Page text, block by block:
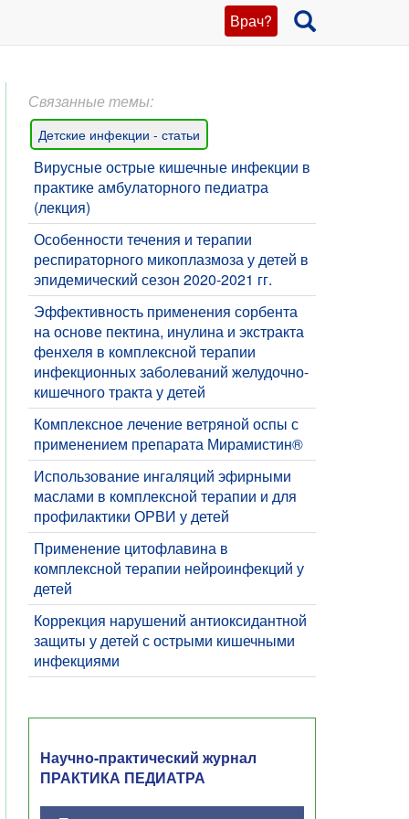
Врач?
Связанные темы:
Детские инфекции - статьи
Вирусные острые кишечные инфекции в
практике амбулаторного педиатра
(лекция)
​Особенности течения и терапии
респираторного микоплазмоза у детей в
эпидемический сезон 2020-2021 гг.
Эффективность применения сорбента
на основе пектина, инулина и экстракта
фенхеля в комплексной терапии
инфекционных заболеваний желудочно-
кишечного тракта у детей
Комплексное лечение ветряной оспы с
применением препарата Мирамистин®
Использование ингаляций эфирными
маслами в комплексной терапии и для
профилактики ОРВИ у детей
Применение цитофлавина в
комплексной терапии нейроинфекций у
детей
Коррекция нарушений антиоксидантной
защиты у детей с острыми кишечными
инфекциями
Научно-практический журнал
ПРАКТИКА ПЕДИАТРА